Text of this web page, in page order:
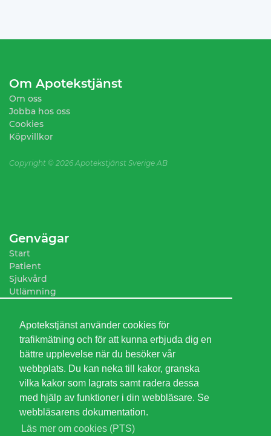
Apotekstjänst använder cookies för
trafikmätning och för att kunna erbjuda dig en
bättre upplevelse när du besöker vår
webbplats. Du kan neka till kakor, granska
vilka kakor som lagrats samt radera dessa
med hjälp av funktioner i din webbläsare. Se
webbläsarens dokumentation.
Läs mer om cookies (PTS)
Om Apotekstjänst
Om oss
Jobba hos oss
Cookies
Köpvillkor
Copyright © 2026 Apotekstjänst Sverige AB
Genvägar
Start
Patient
Sjukvård
Utlämning